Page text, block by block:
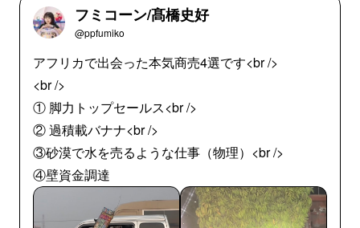
フミコーン/髙橋史好
@ppfumiko
アフリカで出会った本気商売4選です<br />
<br />
① 脚力トップセールス<br />
② 過積載バナナ<br />
③砂漠で水を売るような仕事（物理）<br />
④壁資金調達